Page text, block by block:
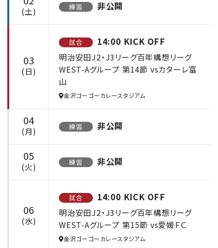
(土) 練習 非公開
03
(日)
試合 14:00 KICK OFF
明治安田J2・J3リーグ百年構想リーグ
WEST-Aグループ 第14節 vsカターレ富
山
金沢ゴーゴーカレースタジアム
04
(月) 練習 非公開
05
(火) 練習 非公開
06
(水)
試合 14:00 KICK OFF
明治安田J2・J3リーグ百年構想リーグ
WEST-Aグループ 第15節 vs愛媛ＦＣ
金沢ゴーゴーカレースタジアム